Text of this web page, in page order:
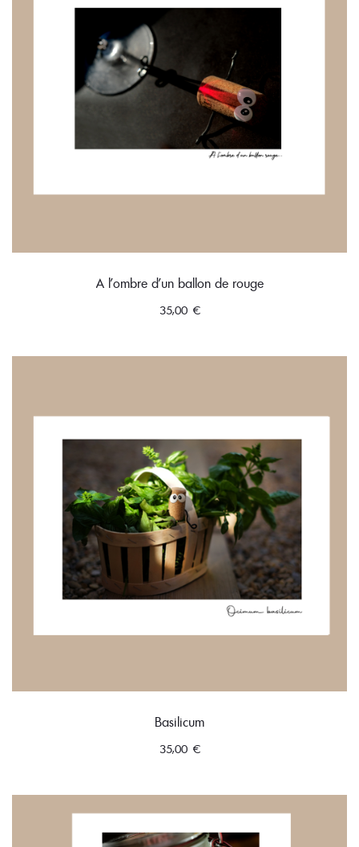
A l’ombre d’un ballon de rouge
35,00 €
Basilicum
35,00 €